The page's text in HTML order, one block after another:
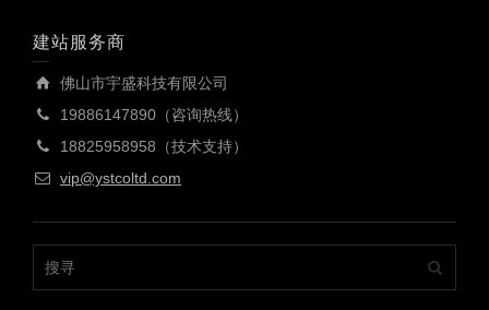
建站服务商
佛山市宇盛科技有限公司
19886147890（咨询热线）
18825958958（技术支持）
vip@ystcoltd.com